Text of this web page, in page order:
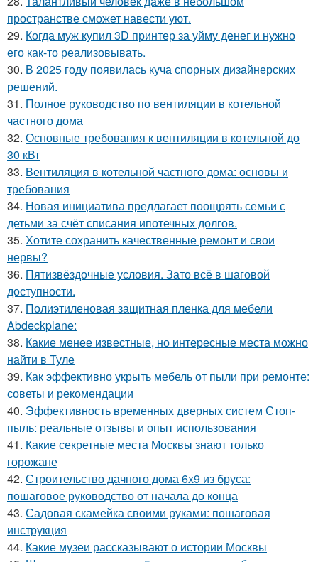
пространстве сможет навести уют.
29. Когда муж купил 3D принтер за уйму денег и нужно
его как-то реализовывать.
30. В 2025 году появилась куча спорных дизайнерских
решений.
31. Полное руководство по вентиляции в котельной
частного дома
32. Основные требования к вентиляции в котельной до
30 кВт
33. Вентиляция в котельной частного дома: основы и
требования
34. Новая инициатива предлагает поощрять семьи с
детьми за счёт списания ипотечных долгов.
35. Хотите сохранить качественные ремонт и свои
нервы?
36. Пятизвёздочные условия. Зато всё в шаговой
доступности.
37. Полиэтиленовая защитная пленка для мебели
Abdeckplane:
38. Какие менее известные, но интересные места можно
найти в Туле
39. Как эффективно укрыть мебель от пыли при ремонте:
советы и рекомендации
40. Эффективность временных дверных систем Стоп-
пыль: реальные отзывы и опыт использования
41. Какие секретные места Москвы знают только
горожане
42. Строительство дачного дома 6х9 из бруса:
пошаговое руководство от начала до конца
43. Садовая скамейка своими руками: пошаговая
инструкция
44. Какие музеи рассказывают о истории Москвы